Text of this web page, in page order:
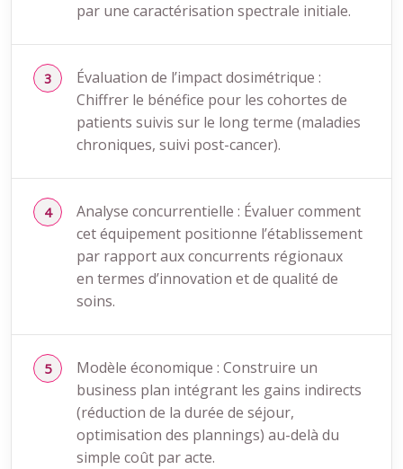
par une caractérisation spectrale initiale.
Évaluation de l’impact dosimétrique :
Chiffrer le bénéfice pour les cohortes de
patients suivis sur le long terme (maladies
chroniques, suivi post-cancer).
Analyse concurrentielle : Évaluer comment
cet équipement positionne l’établissement
par rapport aux concurrents régionaux
en termes d’innovation et de qualité de
soins.
Modèle économique : Construire un
business plan intégrant les gains indirects
(réduction de la durée de séjour,
optimisation des plannings) au-delà du
simple coût par acte.